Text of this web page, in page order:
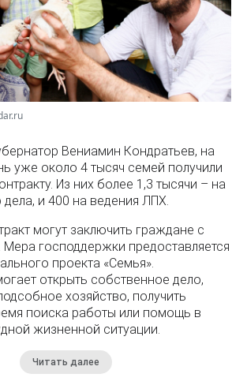
Вениамин Кондратьев, на
уже около 4 тысяч семей получили
Из них более 1,3 тысячи – на
и 400 на ведения ЛПХ.
могут заключить граждане с
господдержки предоставляется
проекта «Семья».
открыть собственное дело,
хозяйство, получить
поиска работы или помощь в
жизненной ситуации.
Читать далее